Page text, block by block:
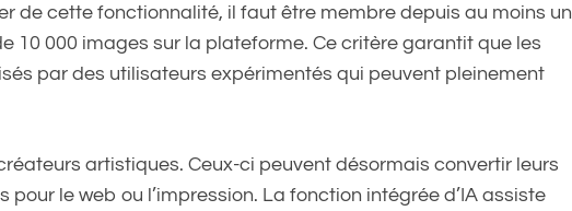
de cette fonctionnalité, il faut être membre depuis au moins un
10 000 images sur la plateforme. Ce critère garantit que les
par des utilisateurs expérimentés qui peuvent pleinement
artistiques. Ceux-ci peuvent désormais convertir leurs
le web ou l’impression. La fonction intégrée d’IA assiste